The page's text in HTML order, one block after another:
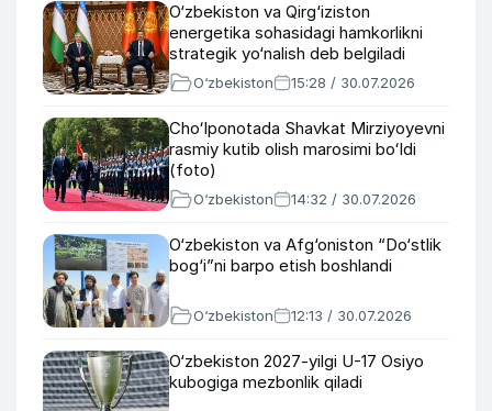
O‘zbekiston va Qirg‘iziston
energetika sohasidagi hamkorlikni
strategik yo‘nalish deb belgiladi
O‘zbekiston 15:28 / 30.07.2026
Choʻlponotada Shavkat Mirziyoyevni
rasmiy kutib olish marosimi boʻldi
(foto)
O‘zbekiston 14:32 / 30.07.2026
O‘zbekiston va Afg‘oniston “Do‘stlik
bog‘i”ni barpo etish boshlandi
O‘zbekiston 12:13 / 30.07.2026
O‘zbekiston 2027-yilgi U-17 Osiyo
kubogiga mezbonlik qiladi